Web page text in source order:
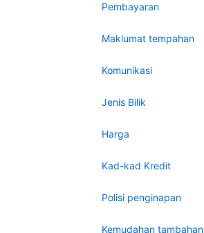
Pembayaran
Maklumat tempahan
Komunikasi
Jenis Bilik
Harga
Kad-kad Kredit
Polisi penginapan
Kemudahan tambahan